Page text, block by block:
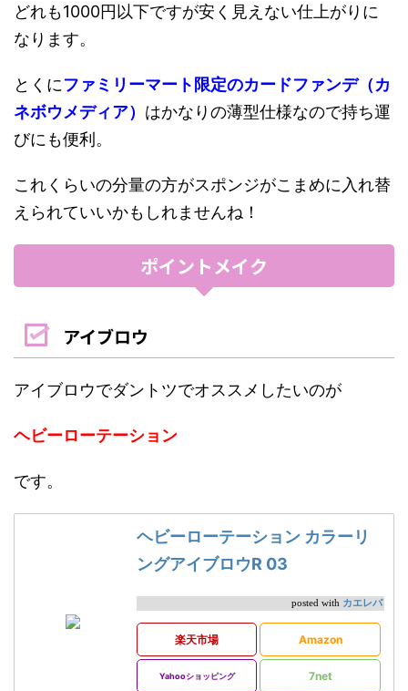
どれも1000円以下ですが安く見えない仕上がりに
なります。
とくにファミリーマート限定のカードファンデ（カ
ネボウメディア） はかなりの薄型仕様なので持ち運
びにも便利。
これくらいの分量の方がスポンジがこまめに入れ替
えられていいかもしれませんね！
ポイントメイク
アイブロウ
アイブロウでダントツでオススメしたいのが
ヘビーローテーション
です。
ヘビーローテーション カラーリ
ングアイブロウR 03
posted with カエレバ
楽天市場 Amazon
Yahooショッピング 7net